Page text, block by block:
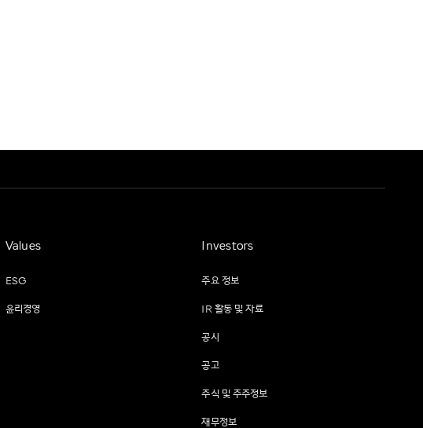
Values
ESG
윤리경영
Investors
주요 정보
IR 활동 및 자료
공시
공고
주식 및 주주정보
재무정보